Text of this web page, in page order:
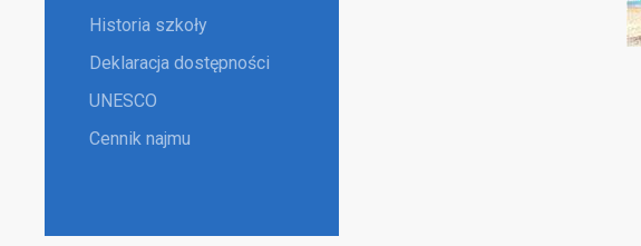
Historia szkoły
Deklaracja dostępności
UNESCO
Cennik najmu